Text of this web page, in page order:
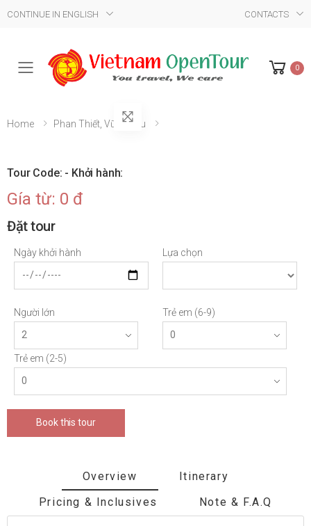
CONTINUE IN ENGLISH CONTACTS
Mobile Menu 0
Home Phan Thiết, Vũng Tàu
Tour Code: - Khởi hành:
Gía từ: 0 đ
Đặt tour
Ngày khởi hành Lựa chọn
Người lớn Trẻ em (6-9)
Trẻ em (2-5)
Book this tour
Overview
Itinerary
Pricing & Inclusives
Note & F.A.Q